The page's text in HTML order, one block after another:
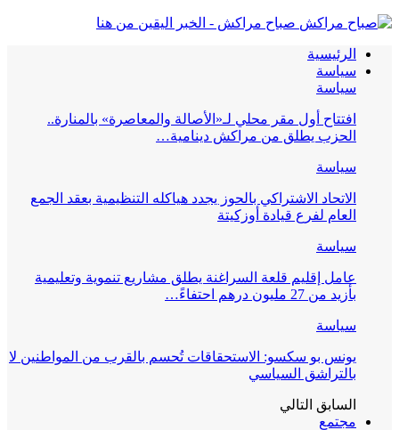
صباح مراكش - الخبر اليقين من هنا
الرئيسية
سياسة
سياسة
افتتاح أول مقر محلي لـ«الأصالة والمعاصرة» بالمنارة..
الحزب يطلق من مراكش دينامية…
سياسة
الاتحاد الاشتراكي بالحوز يجدد هياكله التنظيمية بعقد الجمع
العام لفرع قيادة أوزكيتة
سياسة
عامل إقليم قلعة السراغنة يطلق مشاريع تنموية وتعليمية
بأزيد من 27 مليون درهم احتفاءً…
سياسة
يونس بو سكسو: الاستحقاقات تُحسم بالقرب من المواطنين لا
بالتراشق السياسي
السابق التالي
مجتمع